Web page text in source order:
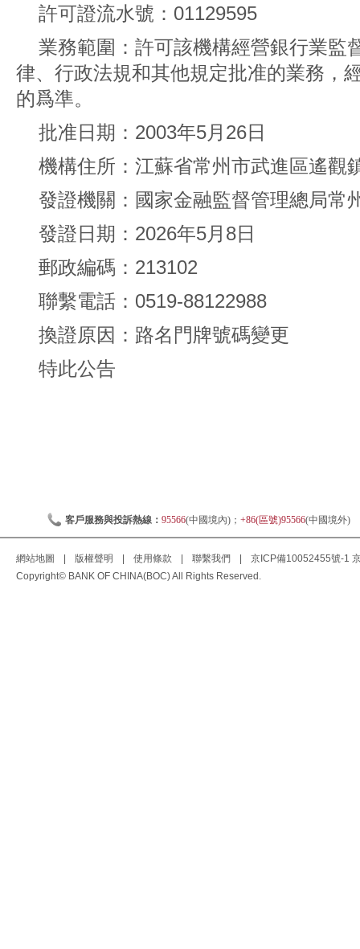
許可證流水號：01129595
業務範圍：許可該機構經營銀行業監
律、行政法規和其他規定批准的業務，
的爲準。
批准日期：2003年5月26日
機構住所：江蘇省常州市武進區遙觀
發證機關：國家金融監督管理總局常
發證日期：2026年5月8日
郵政編碼：213102
聯繫電話：0519-88122988
換證原因：路名門牌號碼變更
特此公告
客戶服務與投訴熱線： 95566(中國境內)； +86(區號)95566(中國境外)
網站地圖 版權聲明 使用條款 聯繫我們 京ICP備10052455號-1
Copyright© BANK OF CHINA(BOC) All Rights Reserved.